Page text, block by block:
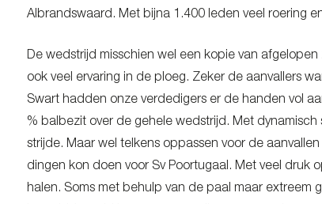
Albrandswaard. Met bijna 1.400 leden veel roering
De wedstrijd misschien wel een kopie van
ook veel ervaring in de ploeg. Zeker de aanvallers
Swart hadden onze verdedigers er de handen vol
% balbezit over de gehele wedstrijd. Met
strijde. Maar wel telkens oppassen voor de
dingen kon doen voor Sv Poortugaal. Met veel druk
halen. Soms met behulp van de paal maar